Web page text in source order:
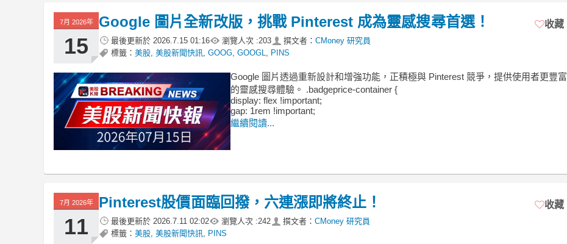
7月 2026年
15
Google 圖片全新改版，挑戰 Pinterest 成為靈感搜尋首選！
最後更新於 2026.7.15 01:16 瀏覽人次 :203 撰文者： CMoney 研究員
標籤： 美股 美股新聞快訊 GOOG GOOGL PINS
收藏
Google 圖片透過重新設計和增強功能，正積極與 Pinterest 競爭，提供使用者更豐富
的靈感搜尋體驗。 .badgeprice-container {
display: flex !important;
gap: 1rem !important;
繼續閱讀...
7月 2026年
11
Pinterest股價面臨回撥，六連漲即將終止！
最後更新於 2026.7.11 02:02 瀏覽人次 :242 撰文者： CMoney 研究員
標籤： 美股 美股新聞快訊 PINS
收藏